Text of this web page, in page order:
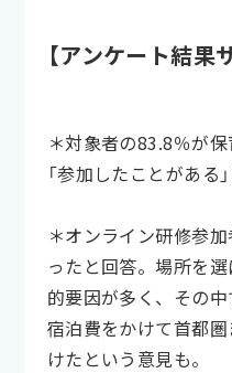
【アンケート結果
＊対象者の83.8％が
「参加したことがある
＊オンライン研修参
ったと回答。場所を
的要因が多く、その
宿泊費をかけて首都
けたという意見も。